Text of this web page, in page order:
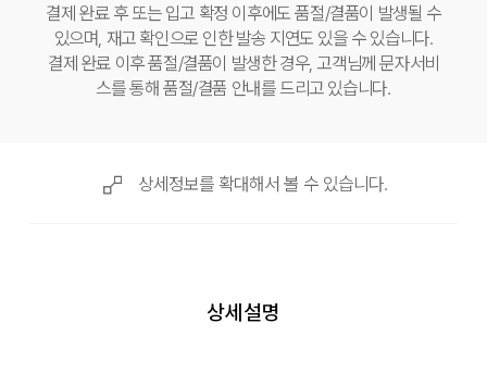
결제 완료 후 또는 입고 확정 이후에도 품절/결품이 발생될 수
있으며, 재고 확인으로 인한 발송 지연도 있을 수 있습니다.
결제 완료 이후 품절/결품이 발생한 경우, 고객님께 문자서비
스를 통해 품절/결품 안내를 드리고 있습니다.
상세정보를 확대해서 볼 수 있습니다.
상세설명